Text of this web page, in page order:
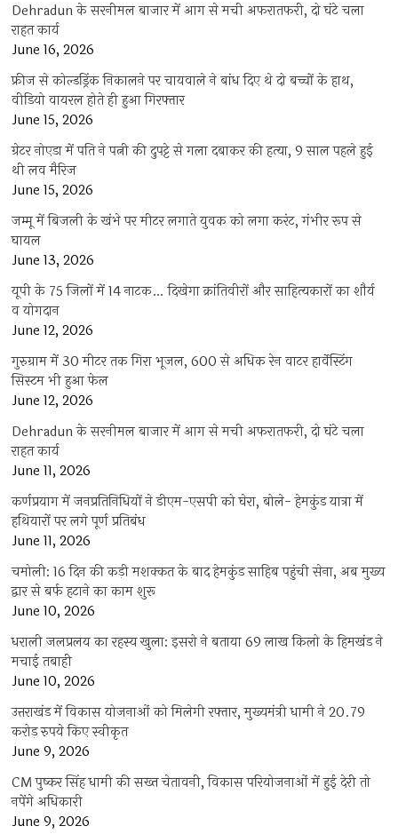
Dehradun के सरनीमल बाजार में आग से मची अफरातफरी, दो घंटे चला
राहत कार्य
June 16, 2026
फ्रीज से कोल्डड्रिंक निकालने पर चायवाले ने बांध दिए थे दो बच्चों के हाथ,
वीडियो वायरल होते ही हुआ गिरफ्तार
June 15, 2026
ग्रेटर नोएडा में पति ने पत्नी की दुपट्टे से गला दबाकर की हत्या, 9 साल पहले हुई
थी लव मैरिज
June 15, 2026
जम्मू में बिजली के खंभे पर मीटर लगाते युवक को लगा करंट, गंभीर रूप से
घायल
June 13, 2026
यूपी के 75 जिलों में 14 नाटक… दिखेगा क्रांतिवीरों और साहित्यकारों का शौर्य
व योगदान
June 12, 2026
गुरुग्राम में 30 मीटर तक गिरा भूजल, 600 से अधिक रेन वाटर हार्वेस्टिंग
सिस्टम भी हुआ फेल
June 12, 2026
Dehradun के सरनीमल बाजार में आग से मची अफरातफरी, दो घंटे चला
राहत कार्य
June 11, 2026
कर्णप्रयाग में जनप्रतिनिधियों ने डीएम-एसपी को घेरा, बोले- हेमकुंड यात्रा में
हथियारों पर लगे पूर्ण प्रतिबंध
June 11, 2026
चमोली: 16 दिन की कड़ी मशक्कत के बाद हेमकुंड साहिब पहुंची सेना, अब मुख्य
द्वार से बर्फ हटाने का काम शुरू
June 10, 2026
धराली जलप्रलय का रहस्य खुला: इसरो ने बताया 69 लाख किलो के हिमखंड ने
मचाई तबाही
June 10, 2026
उत्तराखंड में विकास योजनाओं को मिलेगी रफ्तार, मुख्यमंत्री धामी ने 20.79
करोड़ रुपये किए स्वीकृत
June 9, 2026
CM पुष्कर सिंह धामी की सख्त चेतावनी, विकास परियोजनाओं में हुई देरी तो
नपेंगे अधिकारी
June 9, 2026